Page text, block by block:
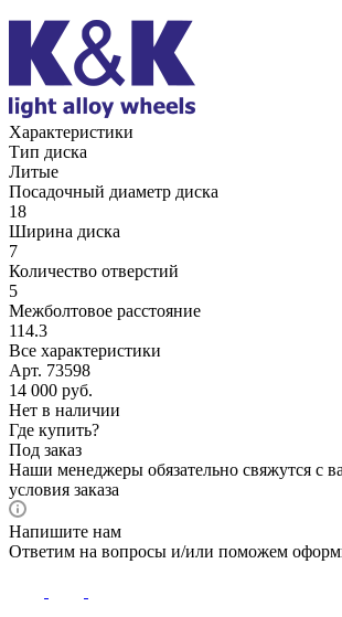
Характеристики
Тип диска
Литые
Посадочный диаметр диска
18
Ширина диска
7
Количество отверстий
5
Межболтовое расстояние
114.3
Все характеристики
Арт. 73598
14 000 руб.
Нет в наличии
Где купить?
Под заказ
Наши менеджеры обязательно свяжутся с
условия заказа
Напишите нам
Ответим на вопросы и/или поможем